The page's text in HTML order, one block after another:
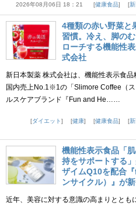
2026年08月06日 18：21 健康食品 新
4種類の赤い野菜と
習慣。冷え、脚の
ローチする機能性
式会社
新日本製薬 株式会社は、機能性表示食
国内売上No.1※1の「Slimore Coffee（
ルスケアブランド『Fun and He……
ダイエット
健康 健康食品 新
機能性表示食品「
持をサポートする
ザイムQ10を配合
ンサイクル）』が
近年、美容に対する意識の高まりととも